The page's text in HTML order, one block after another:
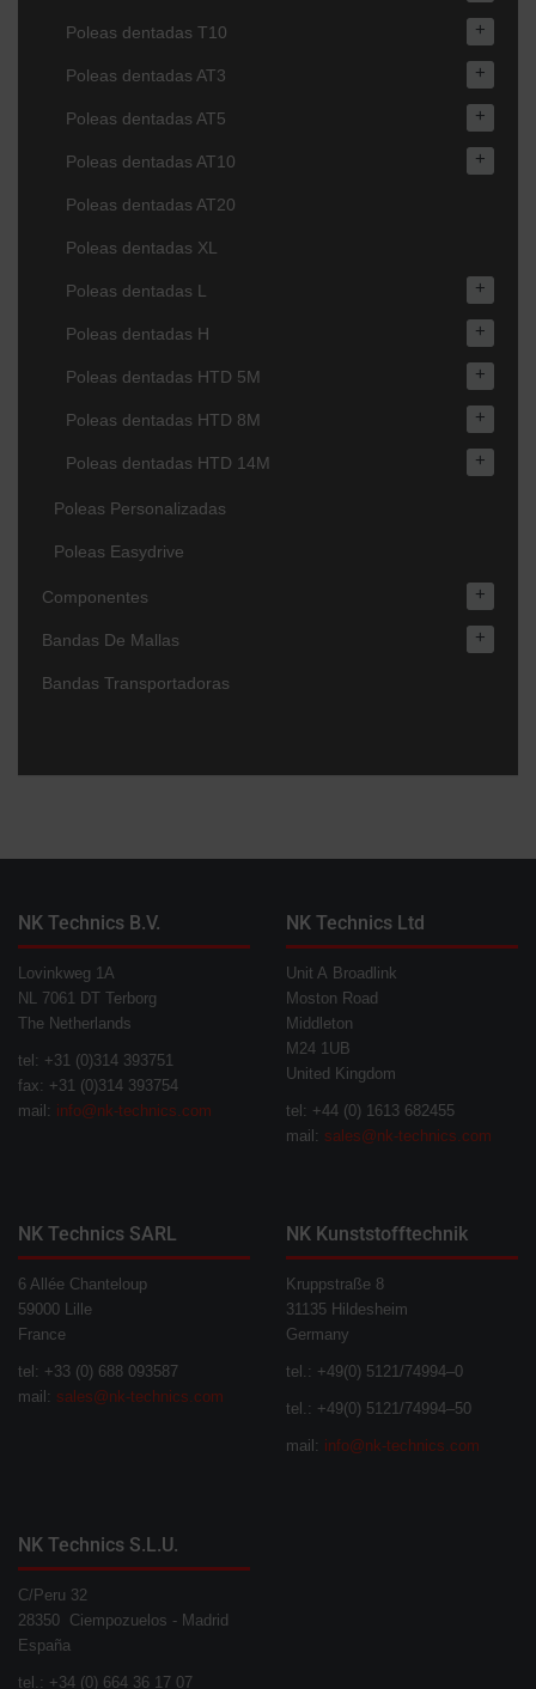
Poleas dentadas T10 +
Poleas dentadas AT3 +
Poleas dentadas AT5 +
Poleas dentadas AT10 +
Poleas dentadas AT20
Poleas dentadas XL
Poleas dentadas L +
Poleas dentadas H +
Poleas dentadas HTD 5M +
Poleas dentadas HTD 8M +
Poleas dentadas HTD 14M +
Poleas Personalizadas
Poleas Easydrive
Componentes +
Bandas De Mallas +
Bandas Transportadoras
NK Technics B.V.
Lovinkweg 1A
NL 7061 DT Terborg
The Netherlands
tel: +31 (0)314 393751
fax: +31 (0)314 393754
mail: info@nk-technics.com
NK Technics Ltd
Unit A Broadlink
Moston Road
Middleton
M24 1UB
United Kingdom
tel: +44 (0) 1613 682455
mail: sales@nk-technics.com
NK Technics SARL
6 Allée Chanteloup
59000 Lille
France
tel: +33 (0) 688 093587
mail: sales@nk-technics.com
NK Kunststofftechnik
Kruppstraße 8
31135 Hildesheim
Germany
tel.: +49(0) 5121/74994–0
tel.: +49(0) 5121/74994–50
mail: info@nk-technics.com
NK Technics S.L.U.
C/Peru 32
28350 Ciempozuelos - Madrid
España
tel.: +34 (0) 664 36 17 07